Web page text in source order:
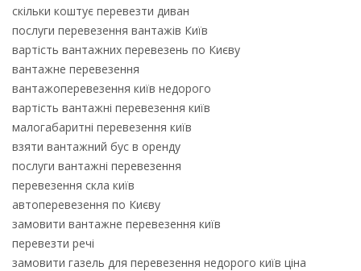
скільки коштує перевезти диван
послуги перевезення вантажів Київ
вартість вантажних перевезень по Києву
вантажне перевезення
вантажоперевезення київ недорого
вартість вантажні перевезення київ
малогабаритні перевезення київ
взяти вантажний бус в оренду
послуги вантажні перевезення
перевезення скла київ
автоперевезення по Києву
замовити вантажне перевезення київ
перевезти речі
замовити газель для перевезення недорого київ ціна